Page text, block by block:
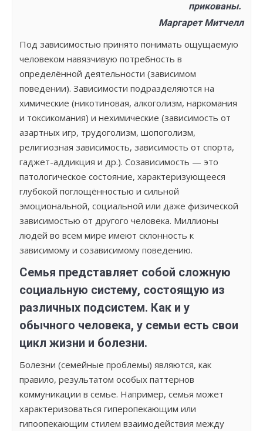
прикованы.
Маргарет Митчелл
Под зависимостью принято понимать ощущаемую
человеком навязчивую потребность в
определённой деятельности (зависимом
поведении). Зависимости подразделяются на
химические (никотиновая, алкоголизм, наркомания
и токсикомания) и нехимические (зависимость от
азартных игр, трудоголизм, шопоголизм,
религиозная зависимость, зависимость от спорта,
гаджет-аддикция и др.). Созависимость — это
патологическое состояние, характеризующееся
глубокой поглощённостью и сильной
эмоциональной, социальной или даже физической
зависимостью от другого человека. Миллионы
людей во всем мире имеют склонность к
зависимому и созависимому поведению.
Семья представляет собой сложную
социальную систему, состоящую из
различных подсистем. Как и у
обычного человека, у семьи есть свои
цикл жизни и болезни.
Болезни (семейные проблемы) являются, как
правило, результатом особых паттернов
коммуникации в семье. Например, семья может
характеризоваться гиперопекающим или
гипоопекающим стилем взаимодействия между